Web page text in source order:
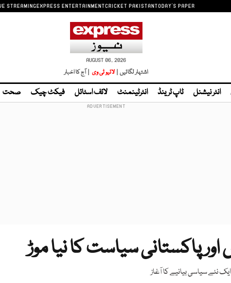
STREAMINGEXPRESS ENTERTAINMENTCRICKET PAKISTANTODAY'S PAPER
AUGUST 06, 2026
اشتہار لگائیں | لائیو ٹی وی | آج کا اخبار
انٹر نیشنل ٹاپ ٹرینڈ انٹرٹینمنٹ لائف اسٹائل فیکٹ چیک صحت
پاکستانی سیاست کا نیا موڑ
نئے سیاسی بیانیے کا آغاز